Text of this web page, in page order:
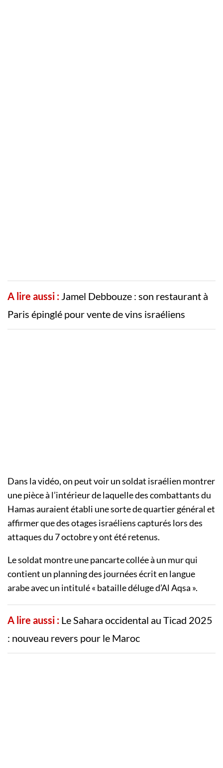
A lire aussi : Jamel Debbouze : son restaurant à
Paris épinglé pour vente de vins israéliens
Dans la vidéo, on peut voir un soldat israélien montrer
une pièce à l’intérieur de laquelle des combattants du
Hamas auraient établi une sorte de quartier général et
affirmer que des otages israéliens capturés lors des
attaques du 7 octobre y ont été retenus.
Le soldat montre une pancarte collée à un mur qui
contient un planning des journées écrit en langue
arabe avec un intitulé « bataille déluge d’Al Aqsa ».
A lire aussi : Le Sahara occidental au Ticad 2025
: nouveau revers pour le Maroc